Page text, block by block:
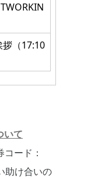
拶（17:10
いて
ード：
助け合いの